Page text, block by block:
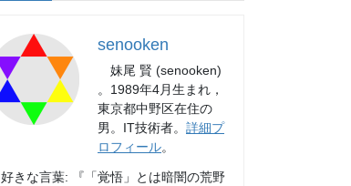
senooken
妹尾 賢 (senooken)
。1989年4月生まれ，
東京都中野区在住の
男。IT技術者。詳細プ
ロフィール。
好きな言葉: 『「覚悟」とは暗闇の荒野